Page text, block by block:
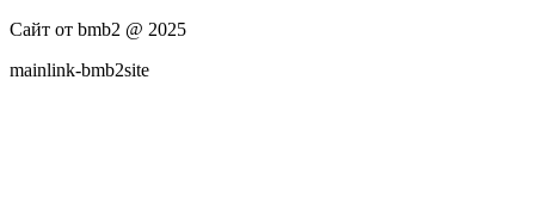
Сайт от bmb2 @ 2025
mainlink-bmb2site